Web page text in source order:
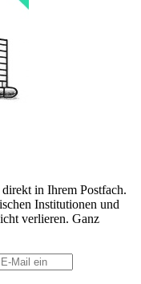
in Ihrem Postfach.
Institutionen und
verlieren. Ganz